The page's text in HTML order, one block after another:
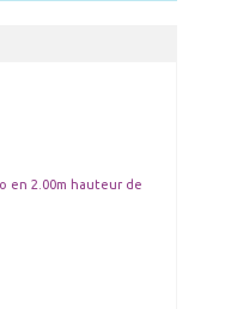
en 2.00m hauteur de